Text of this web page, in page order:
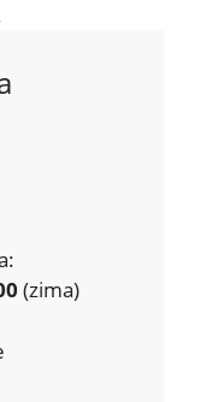
(zima)